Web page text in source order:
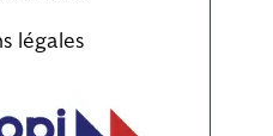
légales